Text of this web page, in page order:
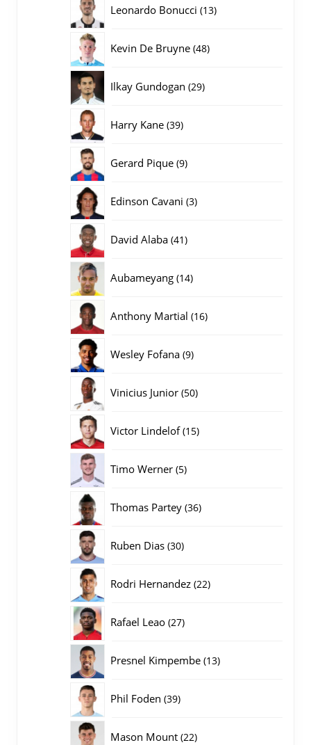
Leonardo Bonucci 1313
Kevin De Bruyne 4848
Ilkay Gundogan 2929
Harry Kane 3939
Gerard Pique 99
Edinson Cavani 33
David Alaba 4141
Aubameyang 1414
Anthony Martial 1616
Wesley Fofana 99
Vinicius Junior 5050
Victor Lindelof 1515
Timo Werner 55
Thomas Partey 3636
Ruben Dias 3030
Rodri Hernandez 2222
Rafael Leao 2727
Presnel Kimpembe 1313
Phil Foden 3939
Mason Mount 2222